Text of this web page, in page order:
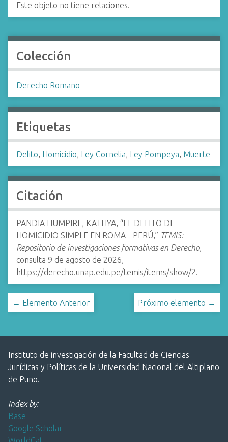
Este objeto no tiene relaciones.
Colección
Derecho Romano
Etiquetas
Delito, Homicidio, Ley Cornelia, Ley Pompeya, Muerte
Citación
PANDIA HUMPIRE, KATHYA, “EL DELITO DE
HOMICIDIO SIMPLE EN ROMA - PERÚ,” TEMIS:
Repositorio de investigaciones formativas en Derecho,
consulta 9 de agosto de 2026,
https://derecho.unap.edu.pe/temis/items/show/2.
← Elemento Anterior Próximo elemento →
Instituto de investigación de la Facultad de Ciencias
Jurídicas y Políticas de la Universidad Nacional del Altiplano
de Puno.
Index by:
Base
Google Scholar